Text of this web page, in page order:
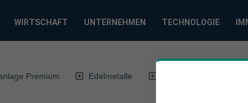
WIRTSCHAFT UNTERNEHMEN TECHNOLOGIE
Premium Edelmetalle